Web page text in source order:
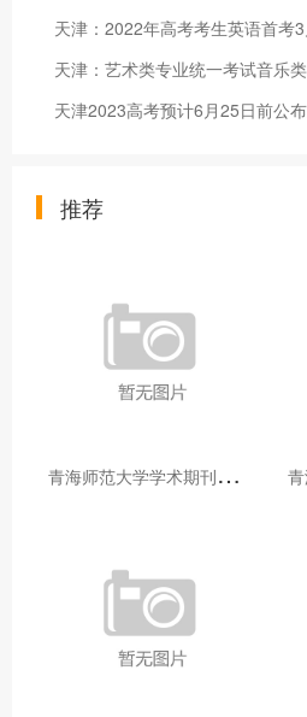
天津：2022年高考考生英语首考
天津：艺术类专业统一考试音乐
天津2023高考预计6月25日前公
推荐
青
海师范大学学术期刊两个专栏入选2025年青海省期刊重点专栏